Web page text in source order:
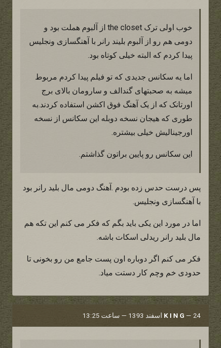
خوب اولی ترک the closet از آلبوم هملت بود و
دومی هم رو از آلبوم بلیند رانر با آهنگسازی ونجلیس
پیدا کردم که البته خیلی کوتاه بود.
اما یه سکانس جدیدی که تو فیلم پیدا کردم مربوط
میشه به صحبتهای گندالف و سارومان بالای برج
اورتانک که از یک آهنگ فوق اکشن استفاده کردند.به
طوری که هیجان نسخه دوبله این سکانس از نسخه
اورجینالیش خیلی بیشتره.
این سکانس رو پایین براتون گذاشتم.
پس درست حدس زده بودم .آهنگ دومی مال بلید رانر بود
با آهنگسازی ونجلیس.
اما در مورد این یکی باید بگم که فکر می کنم این تکه هم
مال بلید رانر ریدلی اسکات باشه.
فکر می کنم اگر دوباره اون پست جامع من رو بخونی تا
حدودی خم وچم کار دستت میاد.
K I N G — 24 اسفند 1393 — ساعت 13:25